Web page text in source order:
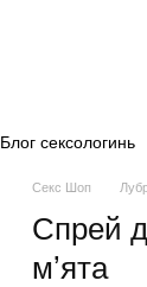
Блог сексологинь
Секс Шоп
Спрей
мʼята